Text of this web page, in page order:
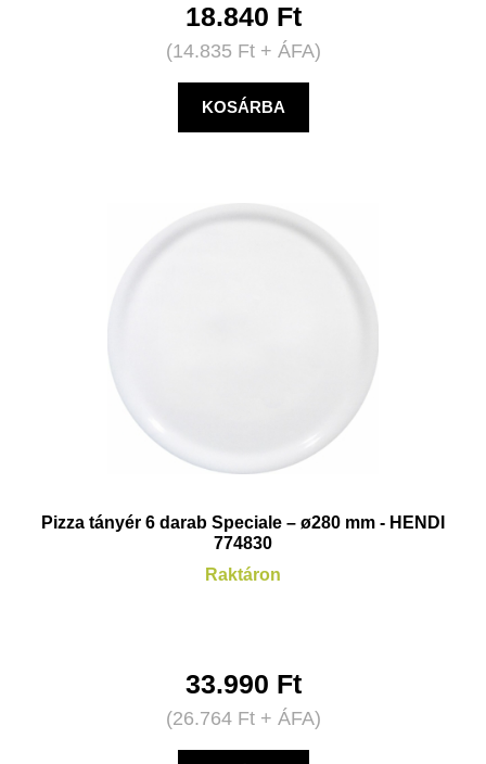
18.840 Ft
(14.835 Ft+ ÁFA)
KOSÁRBA
Pizza tányér 6 darab Speciale – ø280 mm - HENDI
774830
Raktáron
33.990 Ft
(26.764 Ft+ ÁFA)